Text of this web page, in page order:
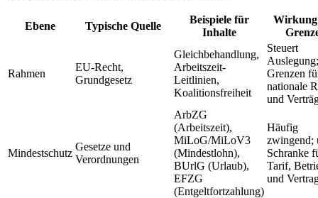
Ebene Typische Quelle
Beispiele für
Inhalte
Rahmen
EU-Recht,
Grundgesetz
Gleichbehandlung,
Arbeitszeit-
Leitlinien,
Koalitionsfreiheit
Steuert
Grenzen
nationale
und
Mindestschutz
Gesetze und
Verordnungen
ArbZG
(Arbeitszeit),
MiLoG/MiLoV3
(Mindestlohn),
BUrlG (Urlaub),
EFZG
(Entgeltfortzahlung)
Häufig
zwingend;
Schranke
Tarif,
und